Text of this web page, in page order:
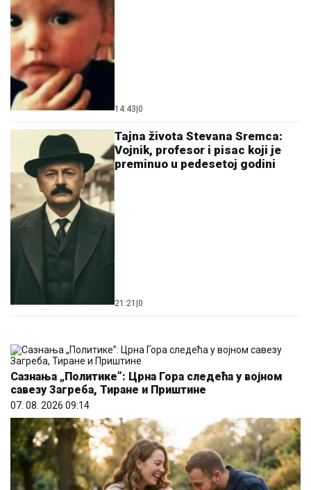
14:43 0
Tajna života Stevana Sremca:
Vojnik, profesor i pisac koji je
preminuo u pedesetoj godini
21:21 0
Сазнања „Политике”: Црна Гора следећа у војном
савезу Загреба, Тиране и Приштине
07. 08. 2026 09:14